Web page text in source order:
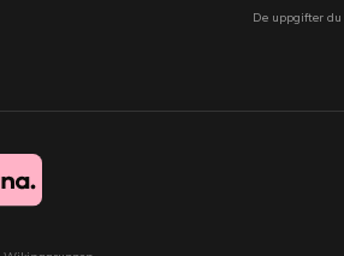
De uppgifter